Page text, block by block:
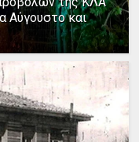
Αύγουστο και